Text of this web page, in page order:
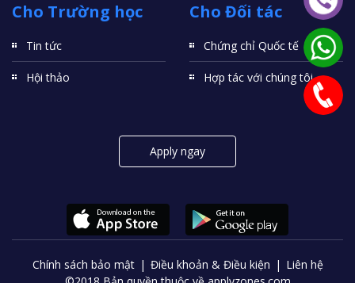
Cho Trường học
Tin tức
Hội thảo
Cho Đối tác
Chứng chỉ Quốc tế
Hợp tác với chúng tôi
Apply ngay
Chính sách bảo mật Điều khoản & Điều kiện
Liên hệ